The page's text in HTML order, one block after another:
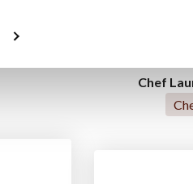
Chef